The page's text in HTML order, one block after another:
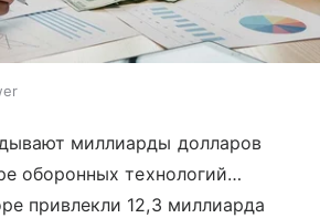
миллиарды долларов
оборонных технологий…
привлекли 12,3 миллиарда